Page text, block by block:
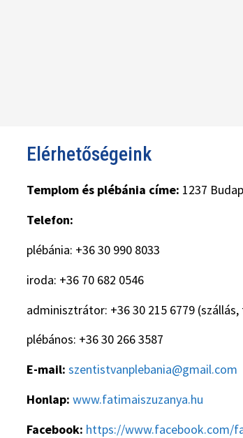
Elérhetőségeink
Templom és plébánia címe: 1237
Telefon:
plébánia: +36 30 990 8033
iroda: +36 70 682 0546
adminisztrátor: +36 30 215 6779
plébános: +36 30 266 3587
E-mail:szentistvanplebania@gmail.com
Honlap: www.fatimaiszuzanya.hu
Facebook: https://www.facebook.com/